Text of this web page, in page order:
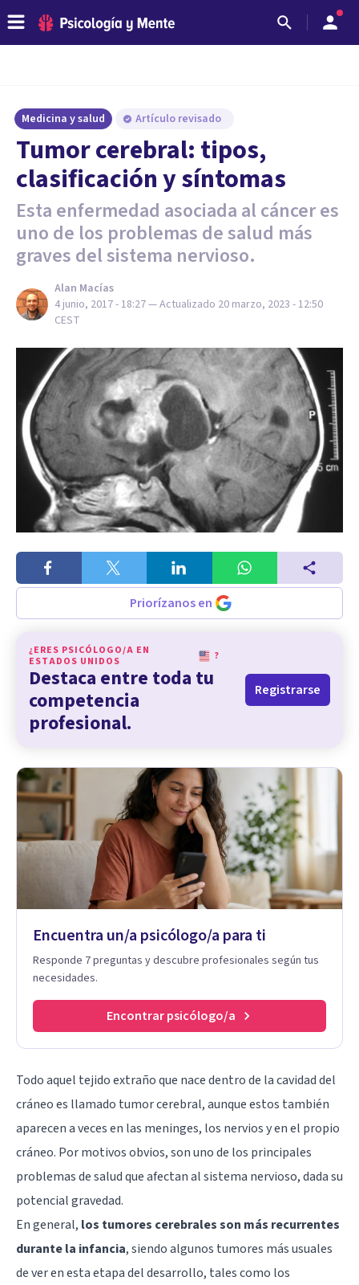
Medicina y salud Artículo revisado
​Tumor cerebral: tipos,
clasificación y síntomas
Esta enfermedad asociada al cáncer es
uno de los problemas de salud más
graves del sistema nervioso.
Alan Macías
4 junio, 2017 - 18:27— Actualizado 20 marzo, 2023 - 12:50
CEST
Priorízanos en
¿ERES PSICÓLOGO/A EN
ESTADOS UNIDOS
?
Destaca entre toda tu
competencia
profesional.
Registrarse
Encuentra un/a psicólogo/a para ti
Responde 7 preguntas y descubre profesionales según tus
necesidades.
Encontrar psicólogo/a
Todo aquel tejido extraño que nace dentro de la cavidad del
cráneo es llamado tumor cerebral, aunque estos también
aparecen a veces en las meninges, los nervios y en el propio
cráneo. Por motivos obvios, son uno de los principales
problemas de salud que afectan al sistema nervioso, dada su
potencial gravedad.
En general, los tumores cerebrales son más recurrentes
durante la infancia, siendo algunos tumores más usuales
de ver en esta etapa del desarrollo, tales como los